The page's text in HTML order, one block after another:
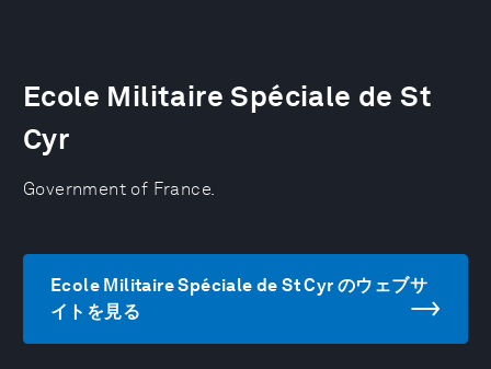
Ecole Militaire Spéciale de St
Cyr
Government of France.
Ecole Militaire Spéciale de St Cyr のウェブサ
イトを見る